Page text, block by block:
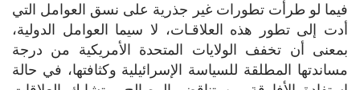
فيما لو طرأت تطورات غير جذرية على نسق العوامل التي
أدت إلى تطور هذه العلاقـات، لا سيما العوامل الدولية،
بمعنى أن تخفف الولايات المتحدة الأمريكية من درجة
مساندتها المطلقة للسياسة الإسرائيلية وكثافتها، في حالة